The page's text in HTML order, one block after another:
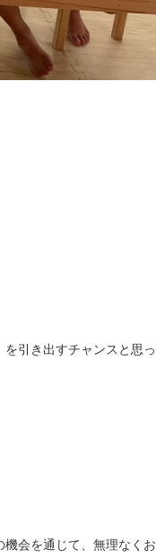
引き出すチャンスと思っ
会を通じて、無理なくお